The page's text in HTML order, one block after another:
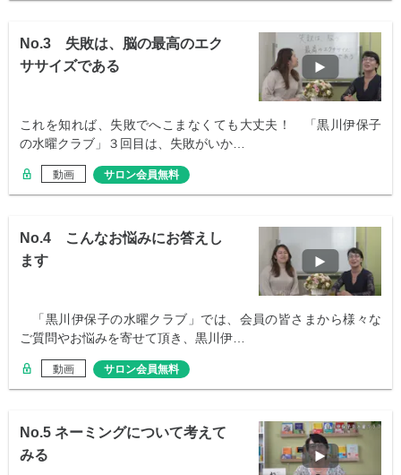
No.3 失敗は、脳の最高のエク
ササイズである
これを知れば、失敗でへこまなくても大丈夫！ 「黒川伊保子
の水曜クラブ」３回目は、失敗がいか…
動画 サロン会員無料
No.4 こんなお悩みにお答えし
ます
「黒川伊保子の水曜クラブ」では、会員の皆さまから様々な
ご質問やお悩みを寄せて頂き、黒川伊…
動画 サロン会員無料
No.5 ネーミングについて考えて
みる